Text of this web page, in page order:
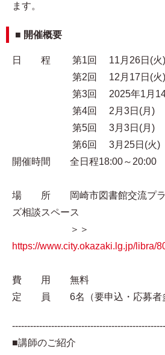
ます。
■ 開催概要
日 程 第1回 11月26日(火)
第2回 12月17日(
第3回 2025年1月14
第4回 2月3日(月)
第5回 3月3日(月)
第6回 3月25日(火)
開催時間 全日程18:00～20:00
場 所 岡崎市図書館交流プラ
ズ相談スペース
＞＞
https://www.city.okazaki.lg.jp/libra/
費 用 無料
定 員 6名（要申込・応募者多
■講師のご紹介